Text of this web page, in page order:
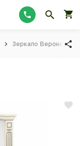
Зеркало Верона